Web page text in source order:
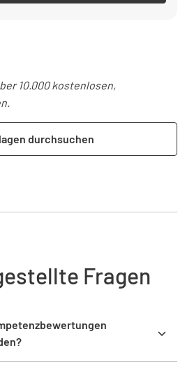
10.000 kostenlosen,
durchsuchen
Fragen